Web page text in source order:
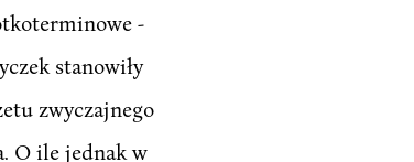
-
stanowiły
zwyczajnego
O ile jednak w